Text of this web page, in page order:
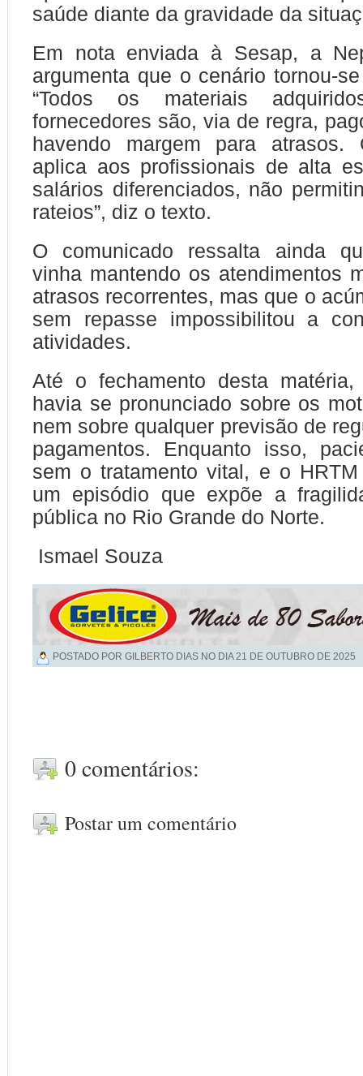
saúde diante da gravidade da
Em nota enviada à Sesap, a
argumenta que o cenário tornou-
“Todos os materiais
fornecedores são, via de regra,
havendo margem para
aplica aos profissionais de alta
salários diferenciados, não
rateios”, diz o texto.
O comunicado ressalta ainda
vinha mantendo os atendimentos
atrasos recorrentes, mas que o
sem repasse impossibilitou a
atividades.
Até o fechamento desta
havia se pronunciado sobre os
nem sobre qualquer previsão de
pagamentos. Enquanto isso,
sem o tratamento vital, e o
um episódio que expõe a
pública no Rio Grande do Norte.
Ismael Souza
POSTADO POR GILBERTO DIAS NO DIA21 DE OUTUBRO DE 2025
0 comentários:
Postar um comentário